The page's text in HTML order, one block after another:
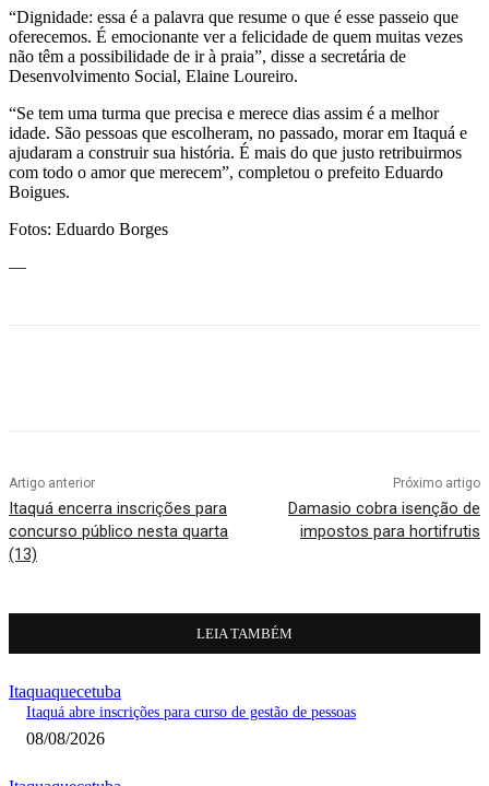
“Dignidade: essa é a palavra que resume o que é esse passeio que
oferecemos. É emocionante ver a felicidade de quem muitas vezes
não têm a possibilidade de ir à praia”, disse a secretária de
Desenvolvimento Social, Elaine Loureiro.
“Se tem uma turma que precisa e merece dias assim é a melhor
idade. São pessoas que escolheram, no passado, morar em Itaquá e
ajudaram a construir sua história. É mais do que justo retribuirmos
com todo o amor que merecem”, completou o prefeito Eduardo
Boigues.
Fotos: Eduardo Borges
—
Artigo anterior
Itaquá encerra inscrições para
concurso público nesta quarta
(13)
Próximo artigo
Damasio cobra isenção de
impostos para hortifrutis
LEIA TAMBÉM
Itaquaquecetuba
Itaquá abre inscrições para curso de gestão de pessoas
08/08/2026